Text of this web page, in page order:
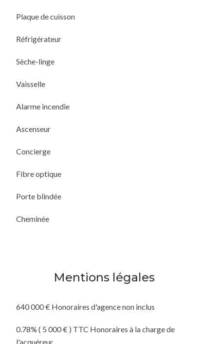
Plaque de cuisson
Réfrigérateur
Sèche-linge
Vaisselle
Alarme incendie
Ascenseur
Concierge
Fibre optique
Porte blindée
Cheminée
Mentions légales
640 000 € Honoraires d'agence non inclus
0.78% ( 5 000 € ) TTC Honoraires à la charge de
l'acquéreur